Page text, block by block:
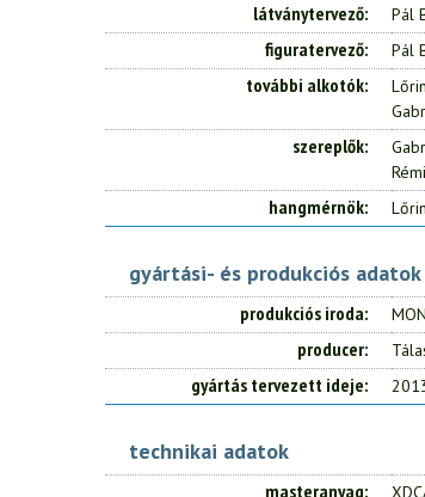
látványtervező Pál
figuratervező Pál
további alkotók
szereplők
hangmérnök
gyártási- és produkciós adatok
produkciós iroda
producer
gyártás tervezett ideje
technikai adatok
masteranyag